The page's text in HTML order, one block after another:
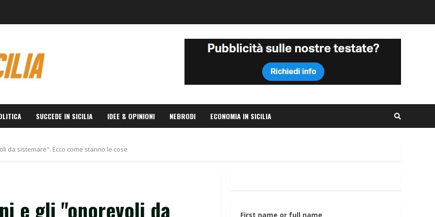
SUCCEDE IN SICILIA IDEE & OPINIONI NEBRODI ECONOMIA IN SICILIA
da sistemare". Ecco come stanno le cose
e gli "onorevoli da
First name or full name